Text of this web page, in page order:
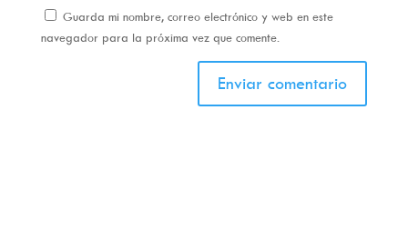
Guarda mi nombre, correo electrónico y web en este
navegador para la próxima vez que comente.